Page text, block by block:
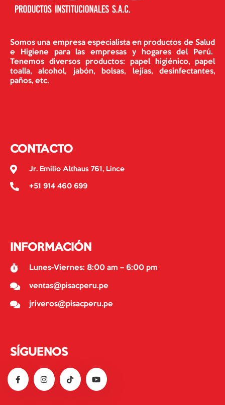
Somos una empresa especialista en productos de Salud
e Higiene para las empresas y hogares del Perú.
Tenemos diversos productos: papel higiénico, papel
toalla, alcohol, jabón, bolsas, lejías, desinfectantes,
paños, etc.
CONTACTO
Jr. Emilio Althaus 761, Lince
+51 914 460 699
INFORMACIÓN
Lunes-Viernes: 8:00 am – 6:00 pm
ventas@pisacperu.pe
jriveros@pisacperu.pe
SÍGUENOS